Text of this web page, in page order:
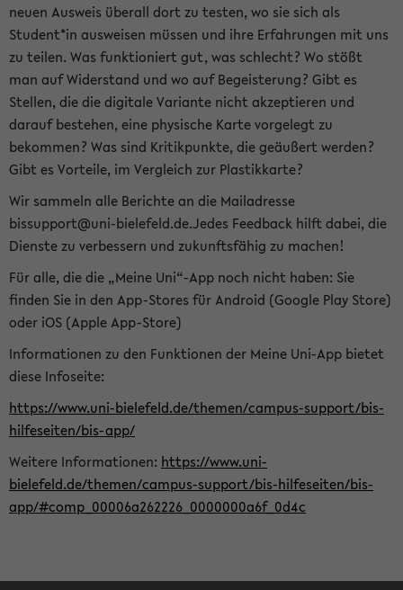
neuen Ausweis überall dort zu testen, wo sie sich als
Student*in ausweisen müssen und ihre Erfahrungen mit uns
zu teilen. Was funktioniert gut, was schlecht? Wo stößt
man auf Widerstand und wo auf Begeisterung? Gibt es
Stellen, die die digitale Variante nicht akzeptieren und
darauf bestehen, eine physische Karte vorgelegt zu
bekommen? Was sind Kritikpunkte, die geäußert werden?
Gibt es Vorteile, im Vergleich zur Plastikkarte?
Wir sammeln alle Berichte an die Mailadresse
bissupport@uni-bielefeld.de.Jedes Feedback hilft dabei, die
Dienste zu verbessern und zukunftsfähig zu machen!
Für alle, die die „Meine Uni“-App noch nicht haben: Sie
finden Sie in den App-Stores für Android (Google Play Store)
oder iOS (Apple App-Store)
Informationen zu den Funktionen der Meine Uni-App bietet
diese Infoseite:
https://www.uni-bielefeld.de/themen/campus-support/bis-
hilfeseiten/bis-app/
Weitere Informationen: https://www.uni-
bielefeld.de/themen/campus-support/bis-hilfeseiten/bis-
app/#comp_00006a262226_0000000a6f_0d4c